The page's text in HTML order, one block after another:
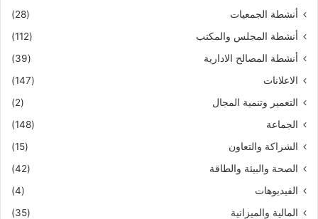
أنشطة الجمعيات
(28)
أنشطة المجلس والمكتب
(112)
أنشطة المصالح الادارية
(39)
الاعلانات
(147)
التعمير وتنمية المجال
(2)
الجماعة
(148)
الشراكة والتعاون
(15)
الصحة والبيئة والطاقة
(42)
الفيديوهات
(4)
المالية والميزانية
(35)